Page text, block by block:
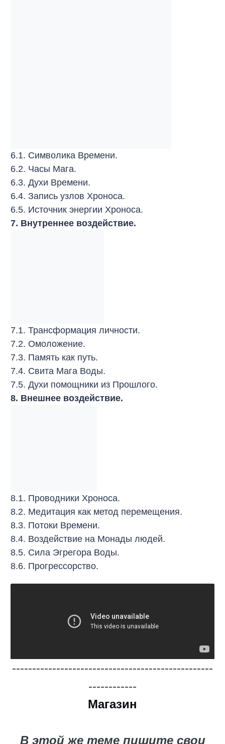
6.1. Символика Времени.
6.2. Часы Мага.
6.3. Духи Времени.
6.4. Запись узлов Хроноса.
6.5. Источник энергии Хроноса.
7. Внутреннее воздействие.
7.1. Трансформация личности.
7.2. Омоложение.
7.3. Память как путь.
7.4. Свита Мага Воды.
7.5. Духи помощники из Прошлого.
8. Внешнее воздействие.
8.1. Проводники Хроноса.
8.2. Медитация как метод перемещения.
8.3. Потоки Времени.
8.4. Воздействие на Монады людей.
8.5. Сила Эгрегора Воды.
8.6. Прогрессорство.
--------------------------------------------------
------------
Магазин
В этой же теме пишите свои